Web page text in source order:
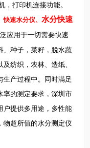
，打印机连接功能。
快速水分仪、 水分快速
应用于一切需要快速
、种子，菜籽，脱水蔬
纺织，农林、造纸、
生产过程中。同时满足
率的测定要求，深圳市
户提供多用途，多性能
物超所值的水分测定仪